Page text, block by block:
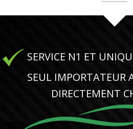
SERVICE N1 ET
SEUL IMPORTATEUR
DIRECTEMENT